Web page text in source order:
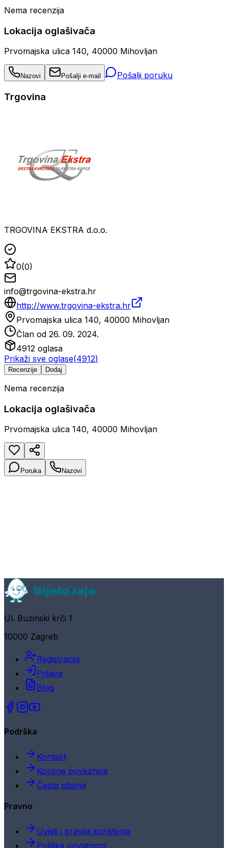
Nema recenzija
Lokacija oglašivača
Prvomajska ulica 140, 40000 Mihovljan
Nazovi Pošalji e-mail Pošalji poruku
Trgovina
TRGOVINA EKSTRA d.o.o.
0(0)
info@trgovina-ekstra.hr
http://www.trgovina-ekstra.hr
Prvomajska ulica 140, 40000 Mihovljan
Član od 26. 09. 2024.
4912 oglasa
Prikaži sve oglase(4912)
Recenzije Dodaj
Nema recenzija
Lokacija oglašivača
Prvomajska ulica 140, 40000 Mihovljan
Poruka Nazovi
Ul. Buzinski krči 1
10000 Zagreb
Registracija
Prijava
Blog
Podrška
Kontakt
Korisne poveznice
Česta pitanja
Pravno
Uvjeti i pravila korištenja
Politika privatnosti